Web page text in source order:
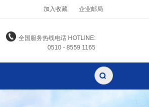
加入收藏 企业邮局
全国服务热线电话 HOTLINE:
0510 - 8559 1165